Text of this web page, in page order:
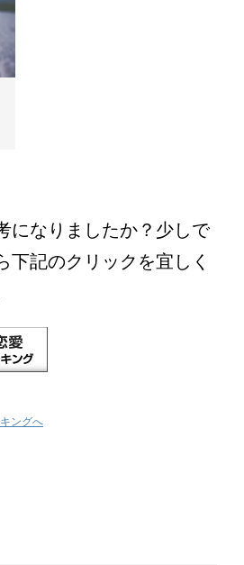
になりましたか？少しで
下記のクリックを宜しく
ングへ